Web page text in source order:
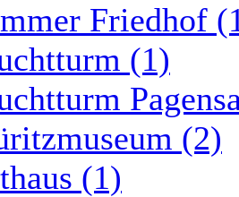
Friedhof
(1)
(2)
(1)